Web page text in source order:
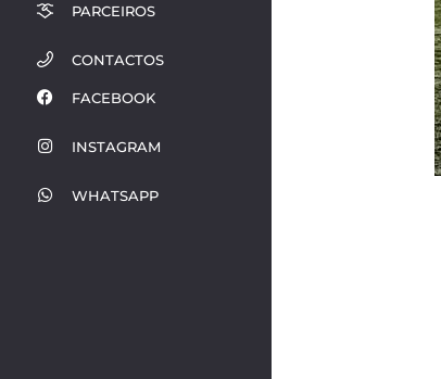
PARCEIROS
CONTACTOS
FACEBOOK
INSTAGRAM
WHATSAPP